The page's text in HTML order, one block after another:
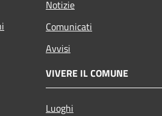
Notizie
Comunicati
Avvisi
VIVERE IL COMUNE
Luoghi